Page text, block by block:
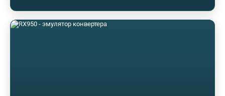
широкоформатными и модульными системами Eurorack),
улучшенный тебробрелок, усилитель для наушников,
измененный путь аналогового сигнала. Функциональные